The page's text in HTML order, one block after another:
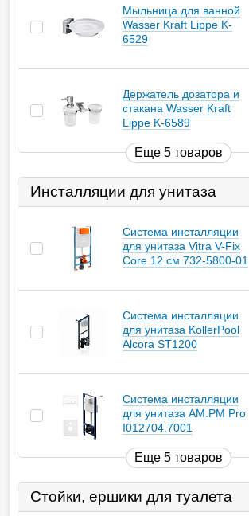
Мыльница для ванной
Wasser Kraft Lippe K-
6529
Держатель дозатора и
стакана Wasser Kraft
Lippe K-6589
Еще 5 товаров
Инсталляции для унитаза
Система инсталляции
для унитаза Vitra V-Fix
Core 12 см 732-5800-01
Система инсталляции
для унитаза KollerPool
Alcora ST1200
Система инсталляции
для унитаза AM.PM Pro
I012704.7001
Еще 5 товаров
Стойки, ершики для туалета